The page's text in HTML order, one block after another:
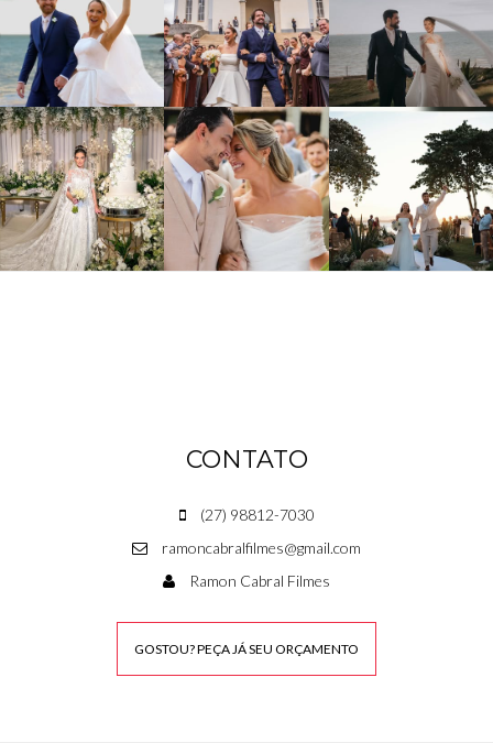
CONTATO
(27) 98812-7030
ramoncabralfilmes@gmail.com
Ramon Cabral Filmes
GOSTOU? PEÇA JÁ SEU ORÇAMENTO